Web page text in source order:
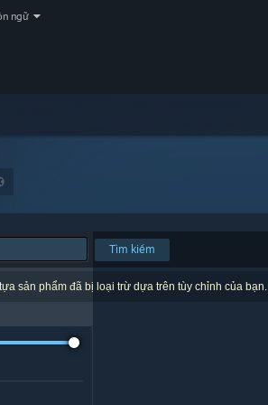
ngữ
Tìm kiếm
sản phẩm đã bị loại trừ dựa trên tùy chỉnh của bạn.